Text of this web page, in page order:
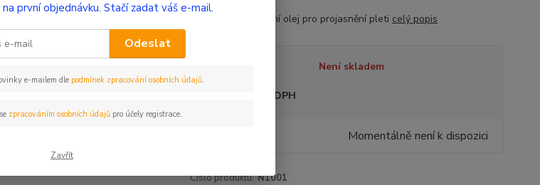
Luxusní regenerační olej pro projasnění pleti celý popis
Není skladem
Nejsme plátci DPH
Momentálně není k dispozici
Číslo produktu: N1001
první objednávku. Stačí zadat váš e-mail.
Odeslat
e-mailem dle podmínek zpracování osobních údajů.
zpracováním osobních údajůpro účely registrace.
Zavřít